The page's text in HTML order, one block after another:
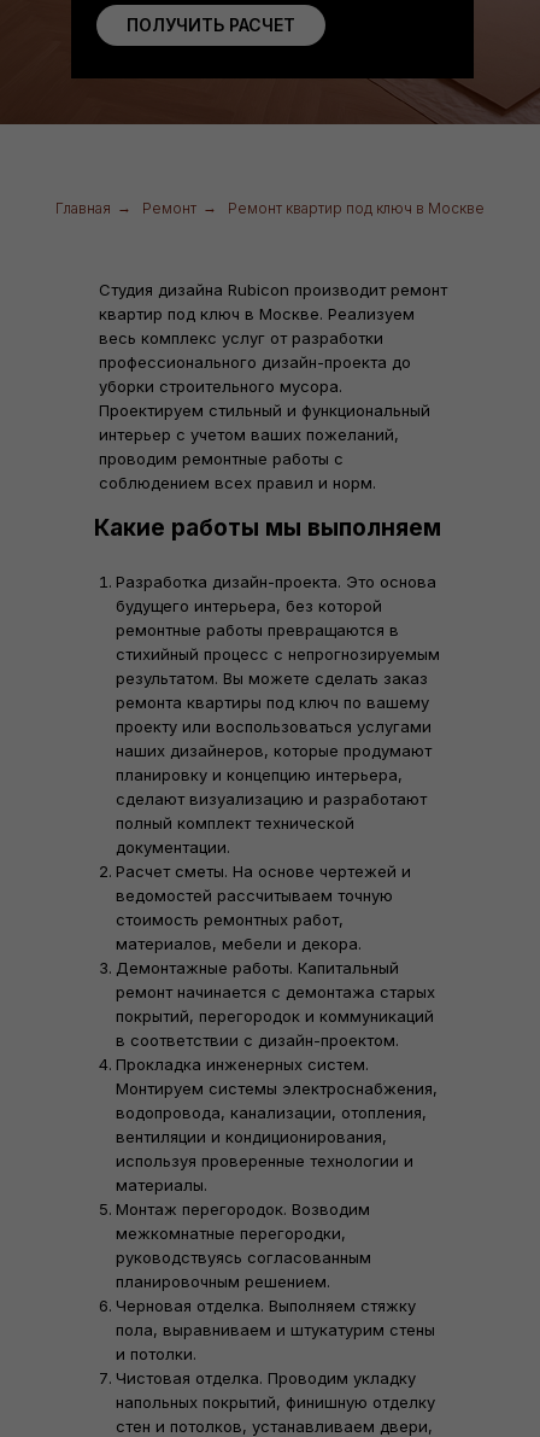
ПОЛУЧИТЬ РАСЧЕТ
Главная → Ремонт → Ремонт квартир под ключ в Москве
Студия дизайна Rubicon производит ремонт
квартир под ключ в Москве. Реализуем
весь комплекс услуг от разработки
профессионального дизайн-проекта до
уборки строительного мусора.
Проектируем стильный и функциональный
интерьер с учетом ваших пожеланий,
проводим ремонтные работы с
соблюдением всех правил и норм.
Какие работы мы выполняем
Разработка дизайн-проекта. Это основа
будущего интерьера, без которой
ремонтные работы превращаются в
стихийный процесс с непрогнозируемым
результатом. Вы можете сделать заказ
ремонта квартиры под ключ по вашему
проекту или воспользоваться услугами
наших дизайнеров, которые продумают
планировку и концепцию интерьера,
сделают визуализацию и разработают
полный комплект технической
документации.
Расчет сметы. На основе чертежей и
ведомостей рассчитываем точную
стоимость ремонтных работ,
материалов, мебели и декора.
Демонтажные работы. Капитальный
ремонт начинается с демонтажа старых
покрытий, перегородок и коммуникаций
в соответствии с дизайн-проектом.
Прокладка инженерных систем.
Монтируем системы электроснабжения,
водопровода, канализации, отопления,
вентиляции и кондиционирования,
используя проверенные технологии и
материалы.
Монтаж перегородок. Возводим
межкомнатные перегородки,
руководствуясь согласованным
планировочным решением.
Черновая отделка. Выполняем стяжку
пола, выравниваем и штукатурим стены
и потолки.
Чистовая отделка. Проводим укладку
напольных покрытий, финишную отделку
стен и потолков, устанавливаем двери,